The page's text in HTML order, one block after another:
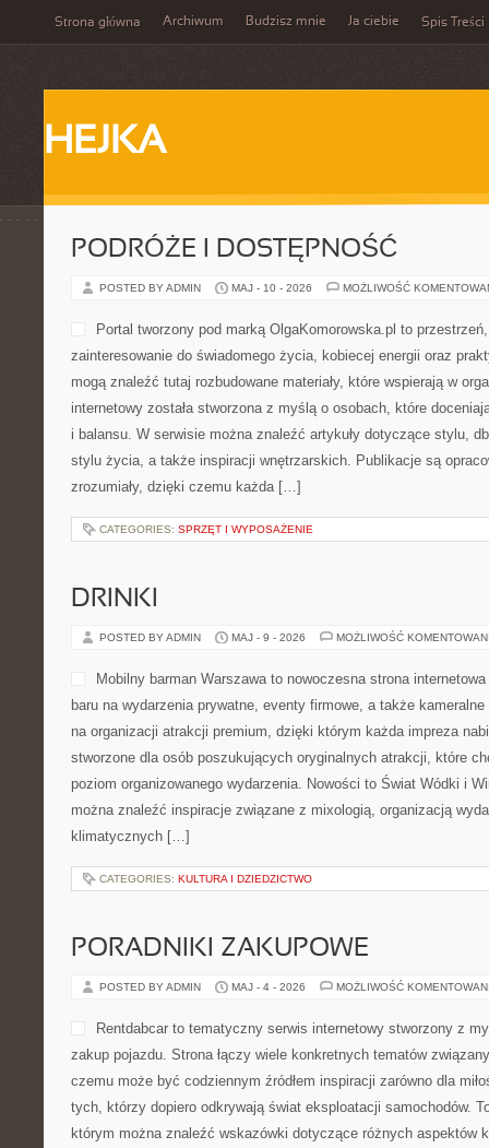
Strona główna Archiwum Budzisz mnie Ja ciebie Spis Treści
HEJKA
PODRÓŻE I DOSTĘPNOŚĆ
POSTED BY ADMIN MAJ - 10 - 2026 MOŻLIWOŚĆ
Portal tworzony pod marką OlgaKomorowska.pl to
zainteresowanie do świadomego życia, kobiecej energii oraz
mogą znaleźć tutaj rozbudowane materiały, które wspierają w
internetowy została stworzona z myślą o osobach, które
i balansu. W serwisie można znaleźć artykuły dotyczące stylu,
stylu życia, a także inspiracji wnętrzarskich. Publikacje są
zrozumiały, dzięki czemu każda […]
CATEGORIES: SPRZĘT I WYPOSAŻENIE
DRINKI
POSTED BY ADMIN MAJ - 9 - 2026 MOŻLIWOŚĆ
Mobilny barman Warszawa to nowoczesna strona
baru na wydarzenia prywatne, eventy firmowe, a także
na organizacji atrakcji premium, dzięki którym każda impreza
stworzone dla osób poszukujących oryginalnych atrakcji, które
poziom organizowanego wydarzenia. Nowości to Świat Wódki i
można znaleźć inspiracje związane z mixologią, organizacją
klimatycznych […]
CATEGORIES: KULTURA I DZIEDZICTWO
PORADNIKI ZAKUPOWE
POSTED BY ADMIN MAJ - 4 - 2026 MOŻLIWOŚĆ
Rentdabcar to tematyczny serwis internetowy stworzony z
zakup pojazdu. Strona łączy wiele konkretnych tematów
czemu może być codziennym źródłem inspiracji zarówno dla
tych, którzy dopiero odkrywają świat eksploatacji samochodów.
którym można znaleźć wskazówki dotyczące różnych aspektów